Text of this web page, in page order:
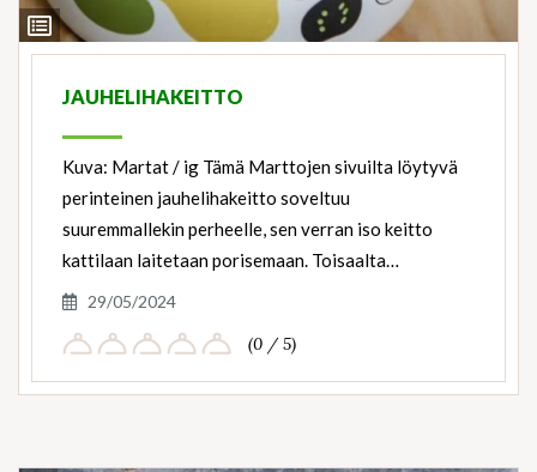
View
Ingredients
JAUHELIHAKEITTO
Kuva: Martat / ig Tämä Marttojen sivuilta löytyvä
perinteinen jauhelihakeitto soveltuu
suuremmallekin perheelle, sen verran iso keitto
kattilaan laitetaan porisemaan. Toisaalta…
29/05/2024
(0 / 5)